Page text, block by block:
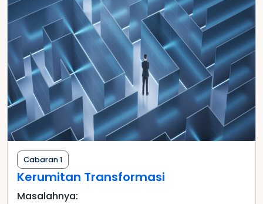
Cabaran 1
Kerumitan Transformasi
Masalahnya: